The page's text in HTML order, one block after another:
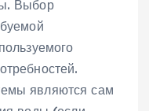
Выбор
являются сам